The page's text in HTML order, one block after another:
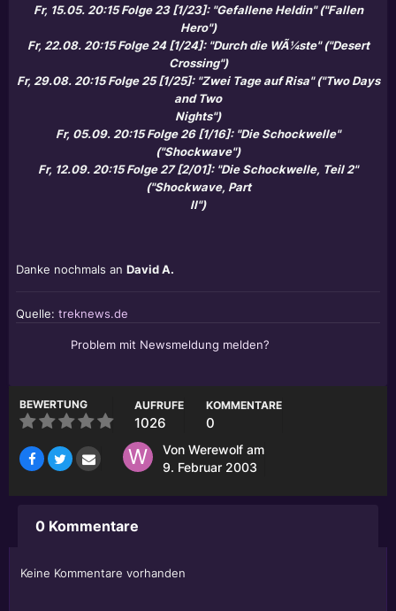
Fr, 15.05. 20:15 Folge 23 [1/23]: "Gefallene Heldin" ("Fallen
Hero")
Fr, 22.08. 20:15 Folge 24 [1/24]: "Durch die WÃ¼ste" ("Desert
Crossing")
Fr, 29.08. 20:15 Folge 25 [1/25]: "Zwei Tage auf Risa" ("Two Days
and Two
Nights")
Fr, 05.09. 20:15 Folge 26 [1/16]: "Die Schockwelle"
("Shockwave")
Fr, 12.09. 20:15 Folge 27 [2/01]: "Die Schockwelle, Teil 2"
("Shockwave, Part
II")
Danke nochmals an David A.
Quelle: treknews.de
Problem mit Newsmeldung melden?
BEWERTUNG AUFRUFE
1026
KOMMENTARE
0
Von Werewolf am
9. Februar 2003
0 Kommentare
Keine Kommentare vorhanden